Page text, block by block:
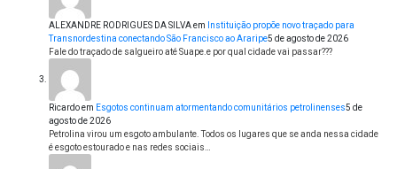
ALEXANDRE RODRIGUES DA SILVAem
Instituição propõe novo traçado para
Transnordestina conectando São Francisco ao Araripe5 de agosto de 2026
Fale do traçado de salgueiro até Suape.e por qual cidade vai passar???
Ricardoem Esgotos continuam atormentando comunitários petrolinenses5 de
agosto de 2026
Petrolina virou um esgoto ambulante. Todos os lugares que se anda nessa cidade
é esgoto estourado e nas redes sociais…